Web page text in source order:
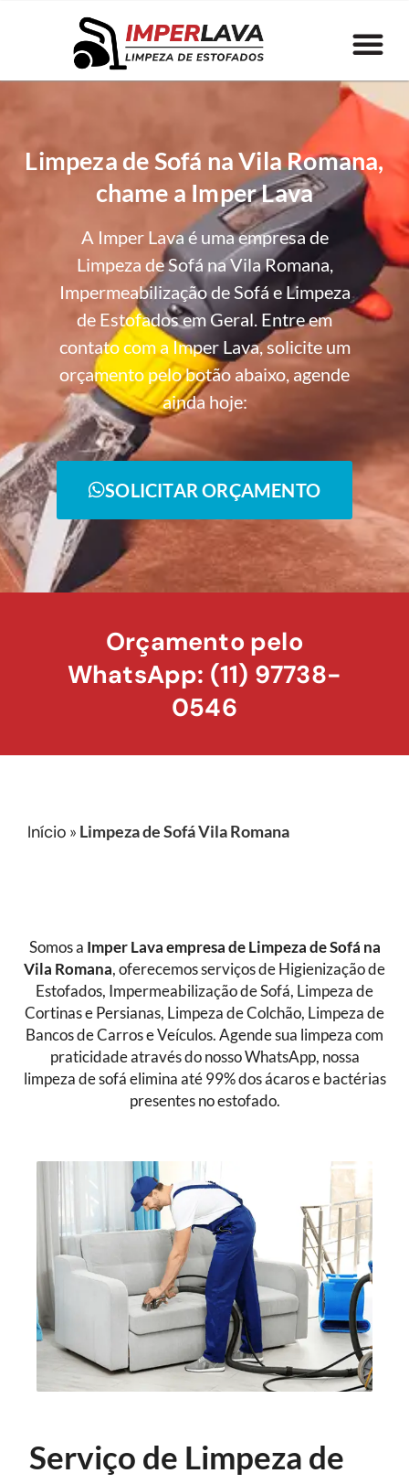
Limpeza de Sofá na Vila Romana,
chame a Imper Lava
A Imper Lava é uma empresa de
Limpeza de Sofá na Vila Romana,
Impermeabilização de Sofá e Limpeza
de Estofados em Geral. Entre em
contato com a Imper Lava, solicite um
orçamento pelo botão abaixo, agende
ainda hoje:
SOLICITAR ORÇAMENTO
Orçamento pelo
WhatsApp: (11) 97738-
0546
Início » Limpeza de Sofá Vila Romana
Somos a Imper Lava empresa de Limpeza de Sofá na
Vila Romana, oferecemos serviços de Higienização de
Estofados, Impermeabilização de Sofá, Limpeza de
Cortinas e Persianas, Limpeza de Colchão, Limpeza de
Bancos de Carros e Veículos. Agende sua limpeza com
praticidade através do nosso WhatsApp, nossa
limpeza de sofá elimina até 99% dos ácaros e bactérias
presentes no estofado.
Serviço de Limpeza de